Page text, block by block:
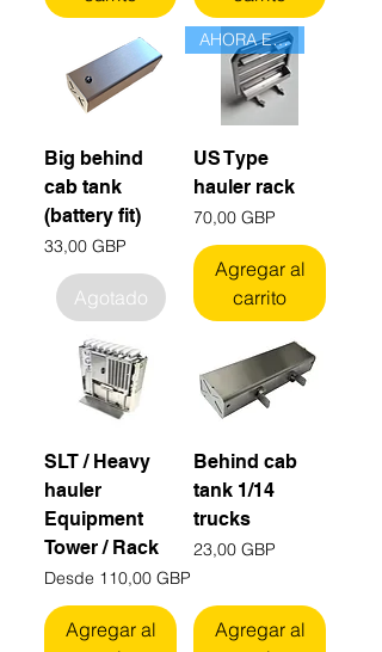
Big behind
cab tank
(battery fit)
Precio
33,00 GBP
Agotado
AHORA ESTÁ DISPONIBLE
US Type
hauler rack
Precio
70,00 GBP
Agregar al
carrito
SLT / Heavy
hauler
Equipment
Tower / Rack
Desde 110,00 GBP
Precio de oferta
Agregar al
Behind cab
tank 1/14
trucks
Precio
23,00 GBP
Agregar al